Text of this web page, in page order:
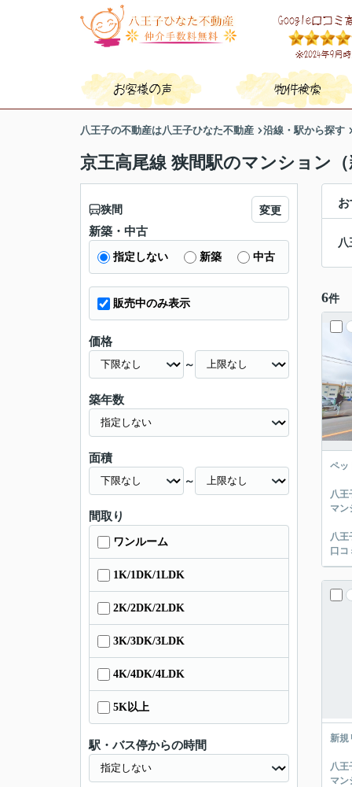
八王子の不動産は八王子ひなた不動産 沿線・駅から探す
京王高尾線 狭間駅のマンション
八
6件
ペッ
八王
マ
八王
口コ
新規
八王
マ
狭間 変更
新築・中古
指定しない 新築 中古
販売中のみ表示
価格
～
築年数
面積
～
間取り
ワンルーム
1K/1DK/1LDK
2K/2DK/2LDK
3K/3DK/3LDK
4K/4DK/4LDK
5K以上
駅・バス停からの時間